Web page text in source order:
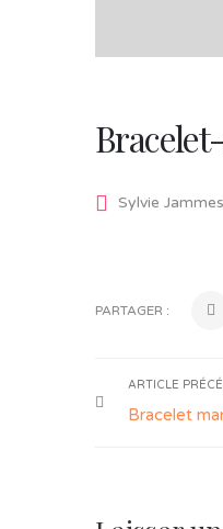
Sylvie Jammes
PARTAGER :
ARTICLE
Bracelet